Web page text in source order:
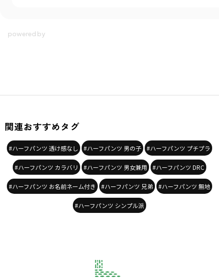
関連おすすめタグ
#ハーフパンツ 透け感なし #ハーフパンツ 男の子 #ハーフパンツ プチプラ
#ハーフパンツ カラバリ #ハーフパンツ 男女兼用 #ハーフパンツ DRC
#ハーフパンツ お名前ネーム付き #ハーフパンツ 兄弟 #ハーフパンツ 無地
#ハーフパンツ シンプル派